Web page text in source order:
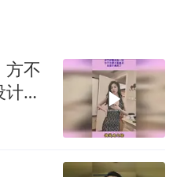
方不
真